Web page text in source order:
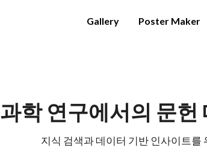
Gallery Poster Maker
과학 연구에서의 문헌
지식 검색과 데이터 기반 인사이트를